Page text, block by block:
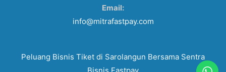
Email:
info@mitrafastpay.com
Peluang Bisnis Tiket di Sarolangun Bersama Sentra
Bisnis Fastpay